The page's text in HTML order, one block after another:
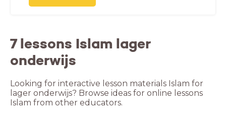
7 lessons Islam lager
onderwijs
Looking for interactive lesson materials Islam for
lager onderwijs? Browse ideas for online lessons
Islam from other educators.